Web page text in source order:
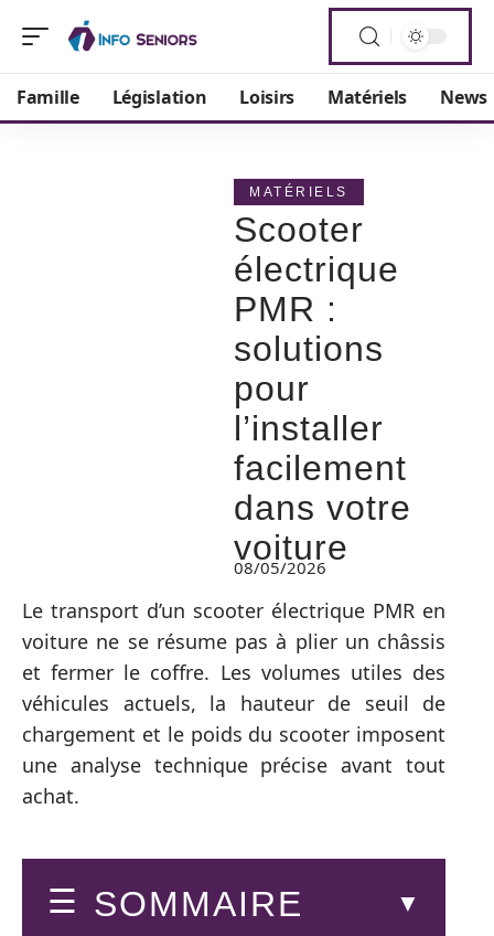
Famille Législation Loisirs Matériels News
MATÉRIELS
Scooter
électrique
PMR :
solutions
pour
l’installer
facilement
dans votre
voiture
08/05/2026
Le transport d’un scooter électrique PMR en
voiture ne se résume pas à plier un châssis
et fermer le coffre. Les volumes utiles des
véhicules actuels, la hauteur de seuil de
chargement et le poids du scooter imposent
une analyse technique précise avant tout
achat.
SOMMAIRE